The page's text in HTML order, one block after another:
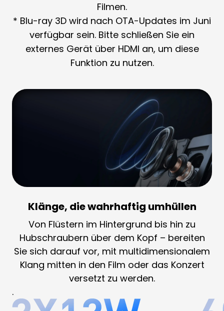
Filmen.
* Blu-ray 3D wird nach OTA-Updates im Juni
verfügbar sein. Bitte schließen Sie ein
externes Gerät über HDMI an, um diese
Funktion zu nutzen.
Klänge, die wahrhaftig umhüllen
Von Flüstern im Hintergrund bis hin zu
Hubschraubern über dem Kopf – bereiten
Sie sich darauf vor, mit multidimensionalem
Klang mitten in den Film oder das Konzert
versetzt zu werden.
.